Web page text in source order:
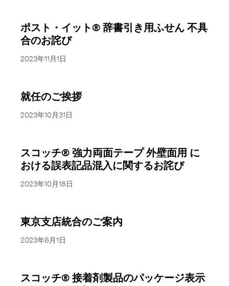
ポスト・イット® 辞書引き用ふせん 不具
合のお詫び
2023年11月1日
就任のご挨拶
2023年10月31日
スコッチ® 強力両面テープ 外壁面用 に
おける誤表記品混入に関するお詫び
2023年10月18日
東京支店統合のご案内
2023年6月1日
スコッチ® 接着剤製品のパッケージ表示